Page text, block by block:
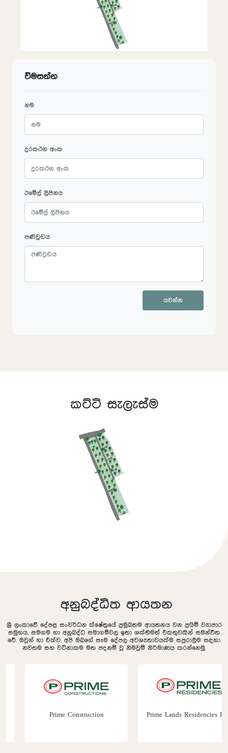
විමසන්න
නම
දුරකථන අංක
ඊමේල් ලිපිනය
පණිවුඩය
යවන්න
කට්ටි සැලැස්ම
අනුබද්ධිත ආයතන
ශ්‍රී ලංකාවේ දේපළ සංවර්ධන ක්ෂේත්‍රයේ ප්‍රමුඛතම ආයතනය වන ප්‍රයිම් ව්‍යාපාර
සමුහය, සමගම හා අනුබද්ධ සමාගම්වල ඉතා ශක්තිමත් එකතුවකින් සමන්විත
වේ. ඔවුන් හා එක්ව, අපි ඔබගේ සෑම දේපල අවශ්‍යතාවයක්ම සපුරාලීම සඳහා
නවතම සහ වටිනාකම මත පදනම් වූ නිමවුම් නිර්මාණය කරන්නෙමු.
Prime Construction Prime Lands Residencies PLC